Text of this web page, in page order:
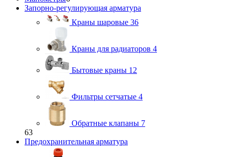
Запорно-регулирующая арматура
Краны шаровые 36
Краны для радиаторов 4
Бытовые краны 12
Фильтры сетчатые 4
Обратные клапаны 7
63
Предохранительная арматура